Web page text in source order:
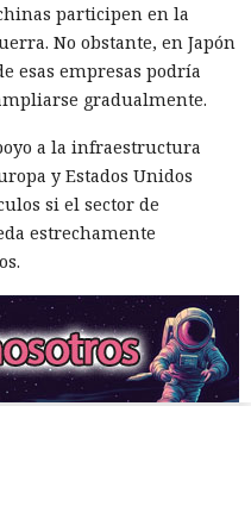
participen en la
No obstante, en Japón
esas empresas podría
gradualmente.
a la infraestructura
y Estados Unidos
si el sector de
estrechamente